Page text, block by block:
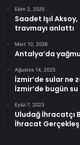
Ekim 2, 2025
Saadet Işıl
travmayı anlattı
Mart 10, 2026
Antalya’da
Ağustos 14, 2025
İzmir’de sular ne
İzmir’de bugün
Eylül 7, 2023
Uludağ İhracatçı
İhracat